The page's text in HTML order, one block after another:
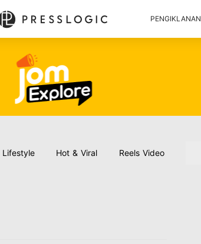
PENGIKLANAN
Lifestyle Hot & Viral Reels Video